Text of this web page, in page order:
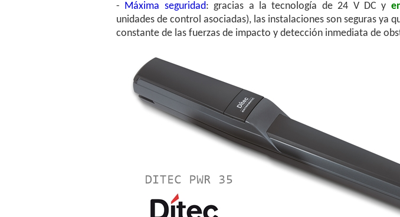
- Máxima seguridad: gracias a la tecnología de 24 V DC y
unidades de control asociadas), las instalaciones son seguras ya
constante de las fuerzas de impacto y detección inmediata de